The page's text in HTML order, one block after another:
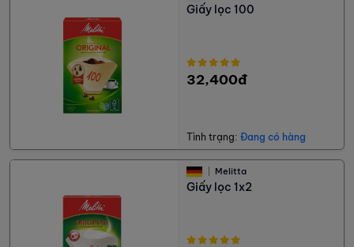
Giấy lọc 100
32,400đ
Tình trạng: Đang có hàng
Melitta
Giấy lọc 1x2